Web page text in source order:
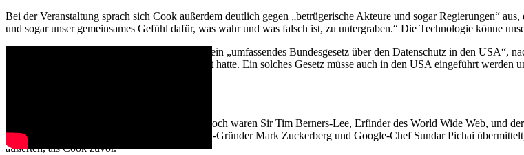
Bei der Veranstaltung sprach sich Cook außerdem deutlich gegen „betrügerische Akteure und sogar Regierungen“
und sogar unser gemeinsames Gefühl dafür, was wahr und was falsch ist, zu untergraben.“ Die Technologie könne
In seiner Rede plädierte Cook ausdrücklich für ein „umfassendes Bundesgesetz über den Datenschutz in den USA“,
(DSGVO) gelobt hatte. Ein solches Gesetz müsse auch in den USA eingeführt
Weitere Redner bei der Veranstaltung am Mittwoch waren Sir Tim Berners-Lee, Erfinder des World Wide Web, und
König Felipe von Spanien sowie von Facebook-Gründer Mark Zuckerberg und Google-Chef Sundar Pichai
äußerten, als Cook zuvor.